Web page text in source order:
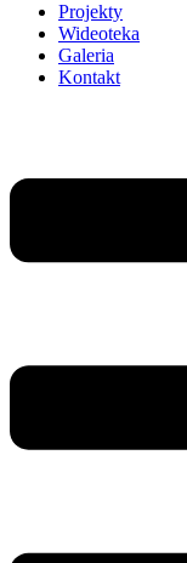
Projekty
Wideoteka
Galeria
Kontakt